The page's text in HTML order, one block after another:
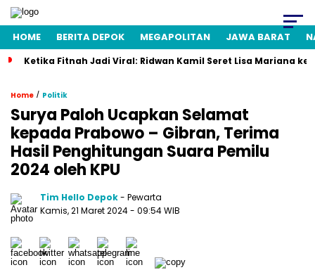
HOME BERITA DEPOK MEGAPOLITAN JAWA BARAT
Ketika Fitnah Jadi Viral: Ridwan Kamil Seret Lisa Mariana ke
Home / Politik
Surya Paloh Ucapkan Selamat
kepada Prabowo – Gibran, Terima
Hasil Penghitungan Suara Pemilu
2024 oleh KPU
Tim Hello Depok- Pewarta
Kamis, 21 Maret 2024 - 09:54 WIB